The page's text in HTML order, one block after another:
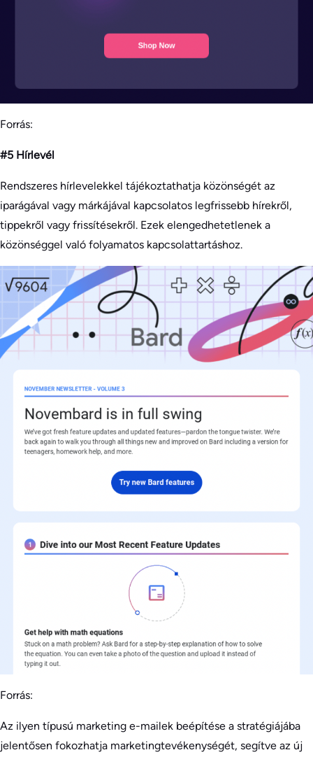
Forrás:
#5 Hírlevél
Rendszeres hírlevelekkel tájékoztathatja közönségét az
iparágával vagy márkájával kapcsolatos legfrissebb hírekről,
tippekről vagy frissítésekről. Ezek elengedhetetlenek a
közönséggel való folyamatos kapcsolattartáshoz.
Forrás:
Az ilyen típusú marketing e-mailek beépítése a stratégiájába
jelentősen fokozhatja marketingtevékenységét, segítve az új